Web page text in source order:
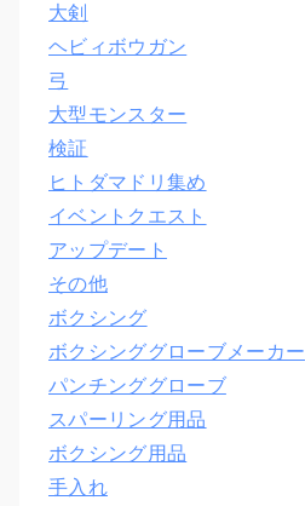
大剣
ヘビィボウガン
弓
大型モンスター
検証
ヒトダマドリ集め
イベントクエスト
アップデート
その他
ボクシング
ボクシンググローブメーカー
パンチンググローブ
スパーリング用品
ボクシング用品
手入れ